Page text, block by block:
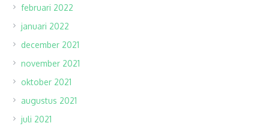
februari 2022
januari 2022
december 2021
november 2021
oktober 2021
augustus 2021
juli 2021